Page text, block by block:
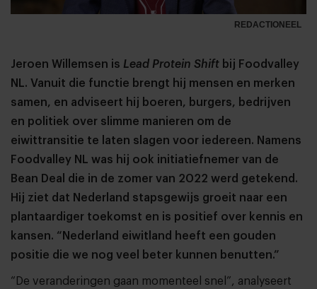
REDACTIONEEL
Jeroen Willemsen is Lead Protein Shift bij Foodvalley
NL. Vanuit die functie brengt hij mensen en merken
samen, en adviseert hij boeren, burgers, bedrijven
en politiek over slimme manieren om de
eiwittransitie te laten slagen voor iedereen. Namens
Foodvalley NL was hij ook initiatiefnemer van de
Bean Deal die in de zomer van 2022 werd getekend.
Hij ziet dat Nederland stapsgewijs groeit naar een
plantaardiger toekomst en is positief over kennis en
kansen. “Nederland eiwitland heeft een gouden
positie die we nog veel beter kunnen benutten.”
“De veranderingen gaan momenteel snel”, analyseert